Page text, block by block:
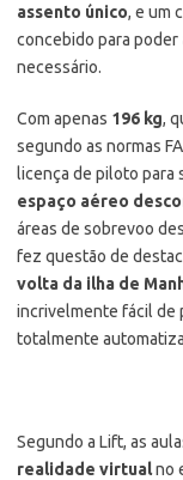
assento único, e um
concebido para poder
necessário.
Com apenas 196 kg,
segundo as normas
licença de piloto para
espaço aéreo
áreas de sobrevoo
fez questão de
volta da ilha de
incrivelmente fácil de
totalmente
Segundo a Lift, as
realidade virtualno